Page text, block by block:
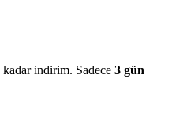
kadar indirim. Sadece 3 gün